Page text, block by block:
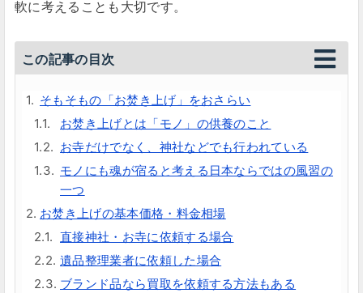
軟に考えることも大切です。
この記事の目次
そもそもの「お焚き上げ」をおさらい
お焚き上げとは「モノ」の供養のこと
お寺だけでなく、神社などでも行われている
モノにも魂が宿ると考える日本ならではの風習の
一つ
お焚き上げの基本価格・料金相場
直接神社・お寺に依頼する場合
遺品整理業者に依頼した場合
ブランド品なら買取を依頼する方法もある